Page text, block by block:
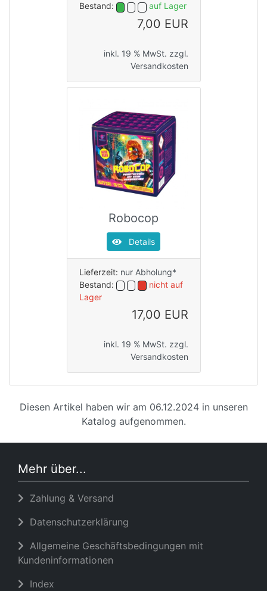
Bestand:
auf Lager
7,00 EUR
inkl. 19 % MwSt. zzgl.
Versandkosten
Robocop
Details
Lieferzeit: nur Abholung*
Bestand:
nicht auf
Lager
17,00 EUR
inkl. 19 % MwSt. zzgl.
Versandkosten
Diesen Artikel haben wir am 06.12.2024 in unseren
Katalog aufgenommen.
Mehr über...
Zahlung & Versand
Datenschutzerklärung
Allgemeine Geschäftsbedingungen mit
Kundeninformationen
Index